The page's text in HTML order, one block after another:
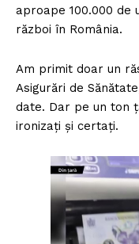
aproape 100.000 de
război în România.
Am primit doar un
Asigurări de
date. Dar pe un ton
ironizați și certați.